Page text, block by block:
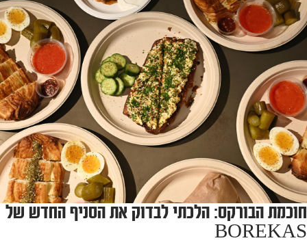
חוכמת הבורקס: הלכתי לבדוק את הסניף החדש של
BOREKAS